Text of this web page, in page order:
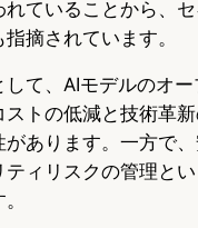
ていることから、
摘されています。
て、AIモデルのオ
ストの低減と技術革
があります。一方で
ィリスクの管理と